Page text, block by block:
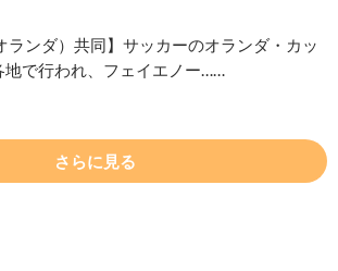
ランダ）共同】サッカーのオランダ・カッ
地で行われ、フェイエノー……
さらに見る